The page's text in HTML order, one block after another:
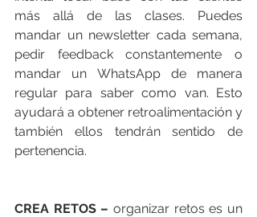
más allá de las clases. Puedes
mandar un newsletter cada semana,
pedir feedback constantemente o
mandar un WhatsApp de manera
regular para saber como van. Esto
ayudará a obtener retroalimentación y
también ellos tendrán sentido de
pertenencia.
CREA RETOS – organizar retos es un